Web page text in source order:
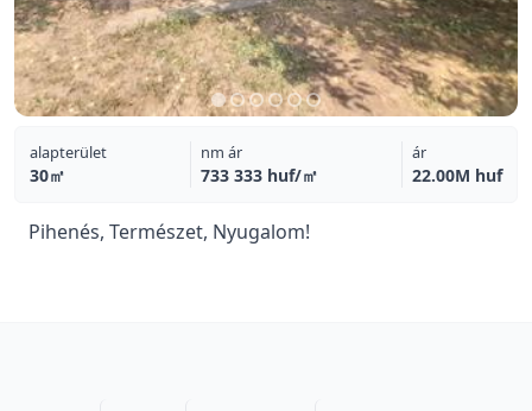
alapterület
30㎡
nm ár
733 333 huf/㎡
ár
22.00M huf
Pihenés, Természet, Nyugalom!